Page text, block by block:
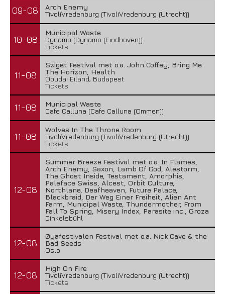
09-08
Arch Enemy
TivoliVredenburg (TivoliVredenburg (Utrecht))
10-08
Municipal Waste
Dynamo (Dynamo (Eindhoven))
Tickets
11-08
Sziget Festival met o.a. John Coffey, Bring Me
The Horizon, Health
Óbudai Eiland, Budapest
Tickets
11-08
Municipal Waste
Cafe Calluna (Cafe Calluna (Ommen))
11-08
Wolves In The Throne Room
TivoliVredenburg (TivoliVredenburg (Utrecht))
Tickets
12-08
Summer Breeze Festival met o.a. In Flames,
Arch Enemy, Saxon, Lamb Of God, Alestorm,
The Ghost Inside, Testament, Amorphis,
Paleface Swiss, Alcest, Orbit Culture,
Northlane, Deafheaven, Future Palace,
Blackbraid, Der Weg Einer Freiheit, Alien Ant
Farm, Municipal Waste, Thundermother, From
Fall To Spring, Misery Index, Parasite inc., Groza
Dinkelsbühl
12-08
Øyafestivalen Festival met o.a. Nick Cave & the
Bad Seeds
Oslo
12-08
High On Fire
TivoliVredenburg (TivoliVredenburg (Utrecht))
Tickets